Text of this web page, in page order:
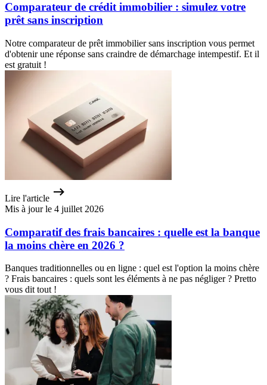
Comparateur de crédit immobilier : simulez votre
prêt sans inscription
Notre comparateur de prêt immobilier sans inscription vous permet
d'obtenir une réponse sans craindre de démarchage intempestif. Et il
est gratuit !
Lire l'article
Mis à jour le 4 juillet 2026
Comparatif des frais bancaires : quelle est la banque
la moins chère en 2026 ?
Banques traditionnelles ou en ligne : quel est l'option la moins chère
? Frais bancaires : quels sont les éléments à ne pas négliger ? Pretto
vous dit tout !